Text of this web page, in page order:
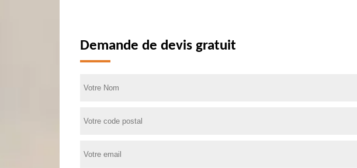
Demande de devis gratuit